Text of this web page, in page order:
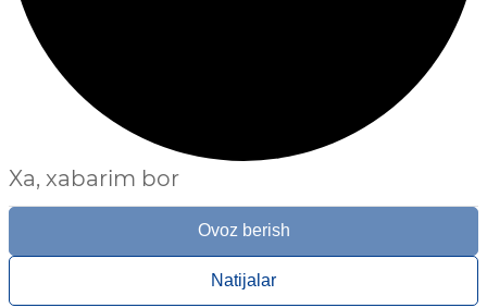
Xa, xabarim bor
Ovoz berish
Natijalar